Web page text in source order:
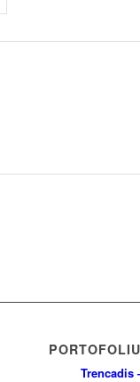
PORTOFOLIU
Trencadis